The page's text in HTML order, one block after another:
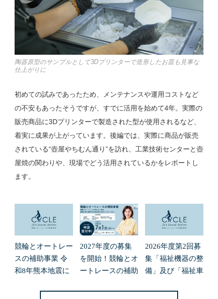
陶器原型のサンプルとして3Dプリンターで造形したお皿も見事な
仕上がりに
初めての試みであったため、メンテナンスや運用コストなど
の不安もあったそうですが、すでに活用を始めて4年。実際の
販売商品に3Dプリンターで製造された型が使用されるなど、
着実に成果が上がっています。後編では、実際に商品が販売
されている“壺屋やちむん通り”を訪れ、工業技術センターと壺
屋焼の関わりや、現場でどう活用されているかをレポートし
ます。
競輪とオートレー
スの補助事業 令
和8年熊本地震に
2027年度の募集
を開始！競輪とオ
ートレースの補助
2026年度第2回募
集「福祉機器の整
備」及び「福祉車